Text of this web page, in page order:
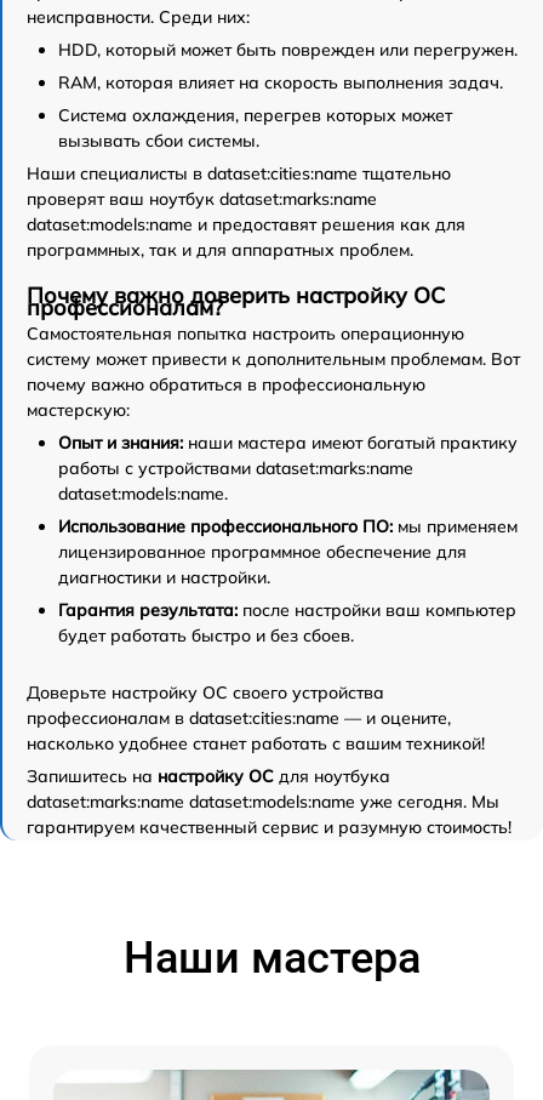
неисправности. Среди них:
HDD, который может быть поврежден или перегружен.
RAM, которая влияет на скорость выполнения задач.
Система охлаждения, перегрев которых может
вызывать сбои системы.
Наши специалисты в dataset:cities:name тщательно
проверят ваш ноутбук dataset:marks:name
dataset:models:name и предоставят решения как для
программных, так и для аппаратных проблем.
Почему важно доверить настройку ОС
профессионалам?
Самостоятельная попытка настроить операционную
систему может привести к дополнительным проблемам. Вот
почему важно обратиться в профессиональную
мастерскую:
Опыт и знания: наши мастера имеют богатый практику
работы с устройствами dataset:marks:name
dataset:models:name.
Использование профессионального ПО: мы применяем
лицензированное программное обеспечение для
диагностики и настройки.
Гарантия результата: после настройки ваш компьютер
будет работать быстро и без сбоев.
Доверьте настройку ОС своего устройства
профессионалам в dataset:cities:name — и оцените,
насколько удобнее станет работать с вашим техникой!
Запишитесь на настройку ОС для ноутбука
dataset:marks:name dataset:models:name уже сегодня. Мы
гарантируем качественный сервис и разумную стоимость!
Наши мастера